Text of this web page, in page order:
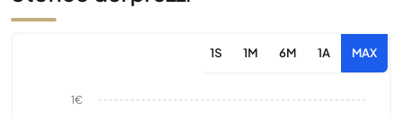
1S 1M 6M 1A MAX
1€